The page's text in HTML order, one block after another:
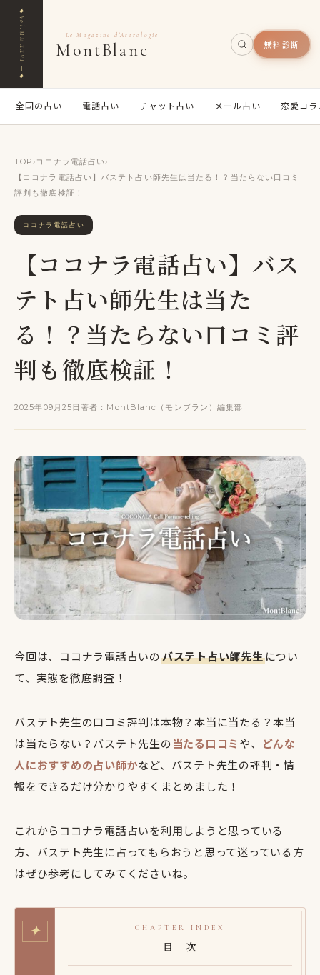
✦
Vol.MMXXVI ─
✦
— Le Magazine d'Astrologie —
MontBlanc 無料診断
全国の占い 電話占い チャット占い メール占い 恋愛コラ
TOP›ココナラ電話占い›
【ココナラ電話占い】バステト占い師先生は当たる！？当たらない口コミ
評判も徹底検証！
ココナラ電話占い
【ココナラ電話占い】バス
テト占い師先生は当た
る！？当たらない口コミ評
判も徹底検証！
2025年09月25日著者：MontBlanc（モンブラン）編集部
今回は、ココナラ電話占いのバステト占い師先生につい
て、実態を徹底調査！
バステト先生の口コミ評判は本物？本当に当たる？本当
は当たらない？バステト先生の当たる口コミや、
どんな
人におすすめの占い師かなど、バステト先生の評判・情
報をできるだけ分かりやすくまとめました！
これからココナラ電話占いを利用しようと思っている
方、バステト先生に占ってもらおうと思って迷っている方
はぜひ参考にしてみてくださいね。
✦ — CHAPTER INDEX —
目 次